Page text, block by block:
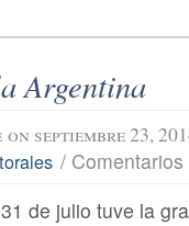
Argentina
on septiembre 23,
/
de julio tuve la